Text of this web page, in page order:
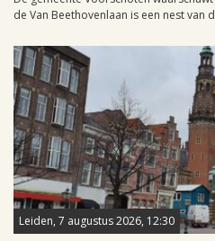
de Van Beethovenlaan is een nest van
Leiden, 7 augustus 2026, 12:30